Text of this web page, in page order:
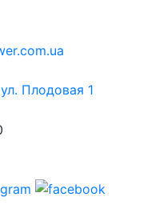
Плодовая 1